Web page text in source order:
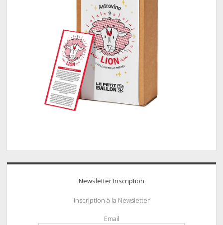
Newsletter Inscription
Inscription à la Newsletter
Email